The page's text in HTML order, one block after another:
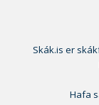
Skák.is er
Hafa